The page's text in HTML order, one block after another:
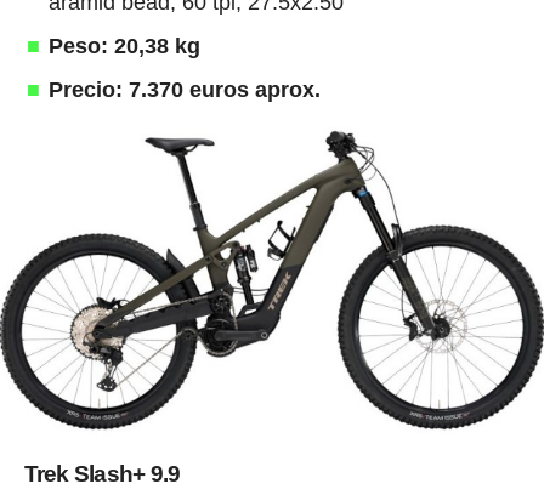
Peso: 20,38 kg
Precio: 7.370 euros aprox.
Trek Slash+ 9.9